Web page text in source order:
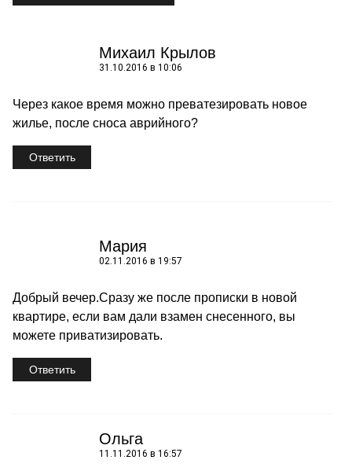
Михаил Крылов
31.10.2016 в 10:06
Через какое время можно преватезировать новое
жилье, после сноса аврийного?
Ответить
Мария
02.11.2016 в 19:57
Добрый вечер.Сразу же после прописки в новой
квартире, если вам дали взамен снесенного, вы
можете приватизировать.
Ответить
Ольга
11.11.2016 в 16:57